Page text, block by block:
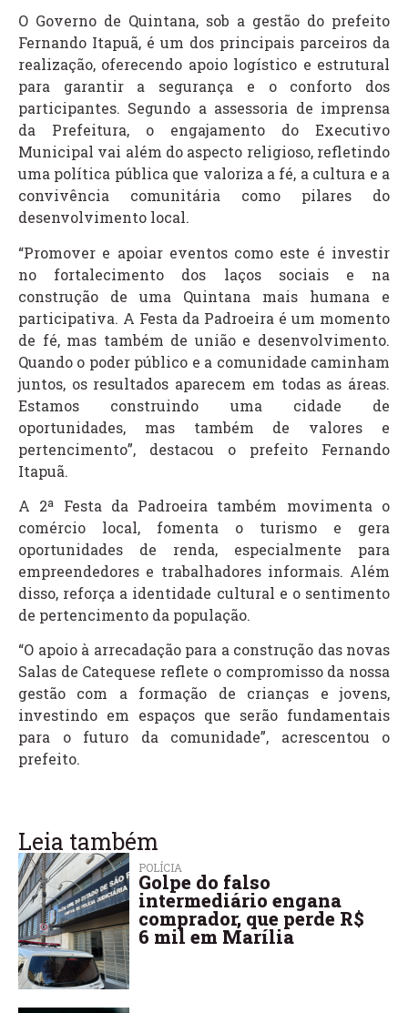
O Governo de Quintana, sob a gestão do prefeito
Fernando Itapuã, é um dos principais parceiros da
realização, oferecendo apoio logístico e estrutural
para garantir a segurança e o conforto dos
participantes. Segundo a assessoria de imprensa
da Prefeitura, o engajamento do Executivo
Municipal vai além do aspecto religioso, refletindo
uma política pública que valoriza a fé, a cultura e a
convivência comunitária como pilares do
desenvolvimento local.
“Promover e apoiar eventos como este é investir
no fortalecimento dos laços sociais e na
construção de uma Quintana mais humana e
participativa. A Festa da Padroeira é um momento
de fé, mas também de união e desenvolvimento.
Quando o poder público e a comunidade caminham
juntos, os resultados aparecem em todas as áreas.
Estamos construindo uma cidade de
oportunidades, mas também de valores e
pertencimento”, destacou o prefeito Fernando
Itapuã.
A 2ª Festa da Padroeira também movimenta o
comércio local, fomenta o turismo e gera
oportunidades de renda, especialmente para
empreendedores e trabalhadores informais. Além
disso, reforça a identidade cultural e o sentimento
de pertencimento da população.
“O apoio à arrecadação para a construção das novas
Salas de Catequese reflete o compromisso da nossa
gestão com a formação de crianças e jovens,
investindo em espaços que serão fundamentais
para o futuro da comunidade”, acrescentou o
prefeito.
Leia também
POLÍCIA
Golpe do falso
intermediário engana
comprador, que perde R$
6 mil em Marília